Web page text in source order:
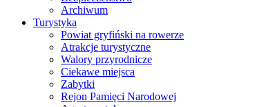
Archiwum
Turystyka
Powiat gryfiński na rowerze
Atrakcje turystyczne
Walory przyrodnicze
Ciekawe miejsca
Zabytki
Rejon Pamięci Narodowej